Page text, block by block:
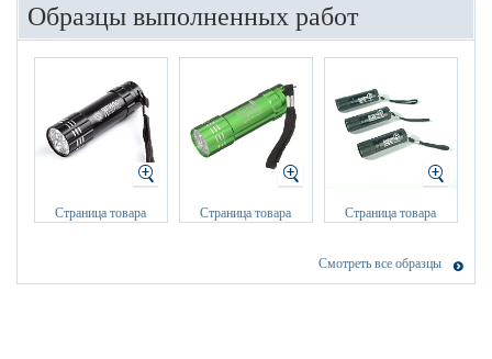
Образцы выполненных работ
Страница товара Страница товара Страница товара
Смотреть все образцы